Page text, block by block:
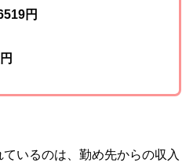
円
いるのは、勤め先からの収入